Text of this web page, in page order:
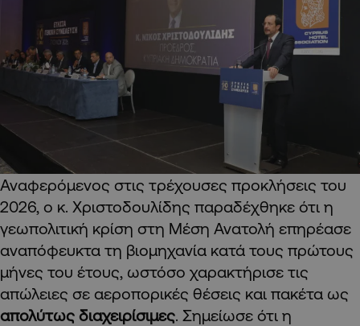
Αναφερόμενος στις τρέχουσες προκλήσεις του
2026, ο κ. Χριστοδουλίδης παραδέχθηκε ότι η
γεωπολιτική κρίση στη Μέση Ανατολή επηρέασε
αναπόφευκτα τη βιομηχανία κατά τους πρώτους
μήνες του έτους, ωστόσο χαρακτήρισε τις
απώλειες σε αεροπορικές θέσεις και πακέτα ως
απολύτως διαχειρίσιμες. Σημείωσε ότι η